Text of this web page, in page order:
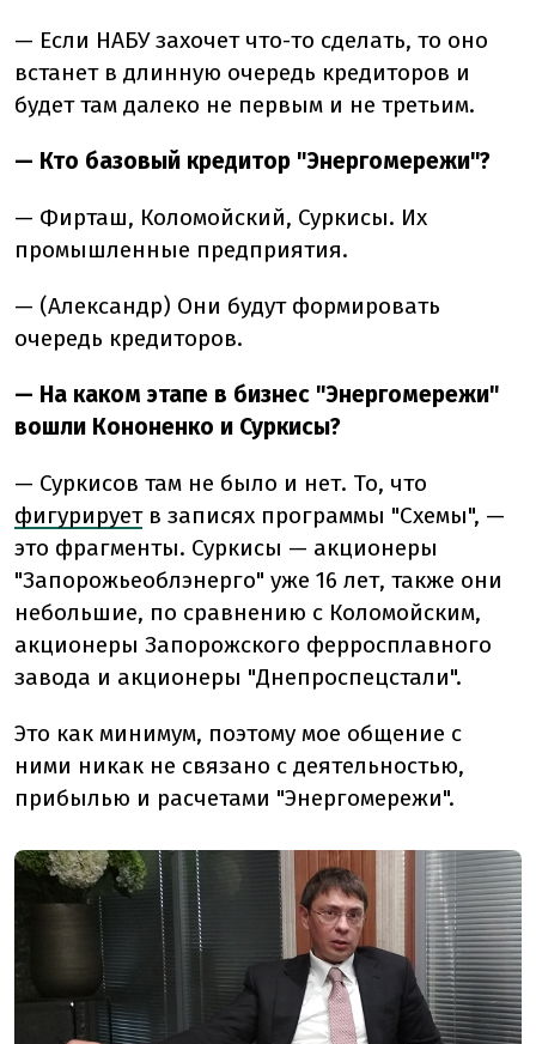
— Если НАБУ захочет что-то сделать, то оно
встанет в длинную очередь кредиторов и
будет там далеко не первым и не третьим.
— Кто базовый кредитор "Энергомережи"?
— Фирташ, Коломойский, Суркисы. Их
промышленные предприятия.
— (Александр) Они будут формировать
очередь кредиторов.
— На каком этапе в бизнес "Энергомережи"
вошли Кононенко и Суркисы?
— Суркисов там не было и нет. То, что
фигурируетв записях программы "Схемы", —
это фрагменты. Суркисы — акционеры
"Запорожьеоблэнерго" уже 16 лет, также они
небольшие, по сравнению с Коломойским,
акционеры Запорожского ферросплавного
завода и акционеры "Днепроспецстали".
Это как минимум, поэтому мое общение с
ними никак не связано с деятельностью,
прибылью и расчетами "Энергомережи".